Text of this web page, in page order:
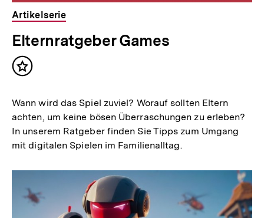
Artikelserie
Elternratgeber Games
Inhalt
Wann wird das Spiel zuviel? Worauf sollten Eltern
achten, um keine bösen Überraschungen zu erleben?
In unserem Ratgeber finden Sie Tipps zum Umgang
mit digitalen Spielen im Familienalltag.